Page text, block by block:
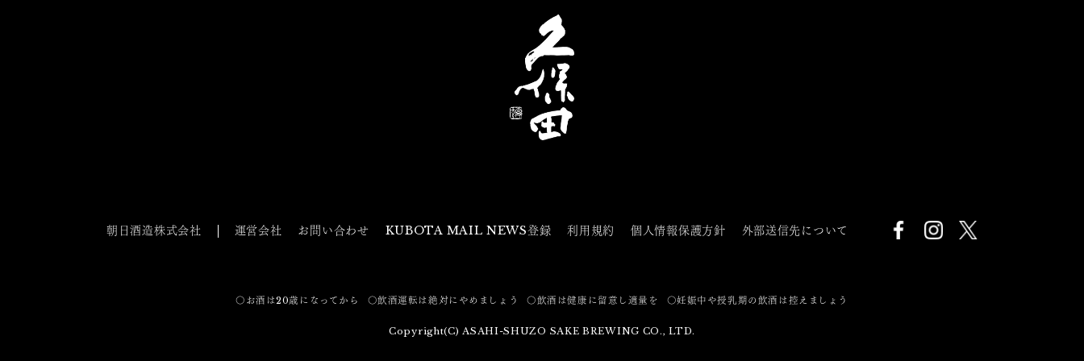
朝日酒造株式会社 運営会社 お問い合わせ KUBOTA MAIL NEWS登録 利用規約 個人情報保護方針 外部送信先について
〇お酒は20歳になってから 〇飲酒運転は絶対にやめましょう 〇飲酒は健康に留意し適量を 〇妊娠中や授乳期の飲酒は控えましょう
Copyright(C) ASAHI-SHUZO SAKE BREWING CO., LTD.